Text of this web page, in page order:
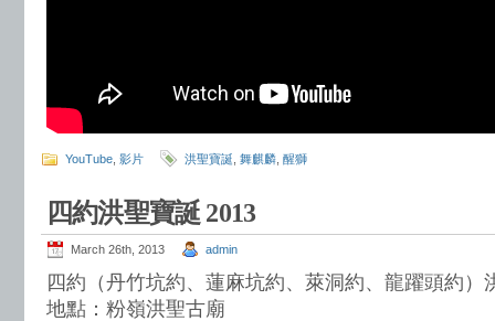
YouTube 影片 洪聖寶誕 舞麒麟 醒獅
四約洪聖寶誕 2013
March 26th, 2013 admin
四約（丹竹坑約、蓮麻坑約、萊洞約、龍躍頭約）
地點：粉嶺洪聖古廟